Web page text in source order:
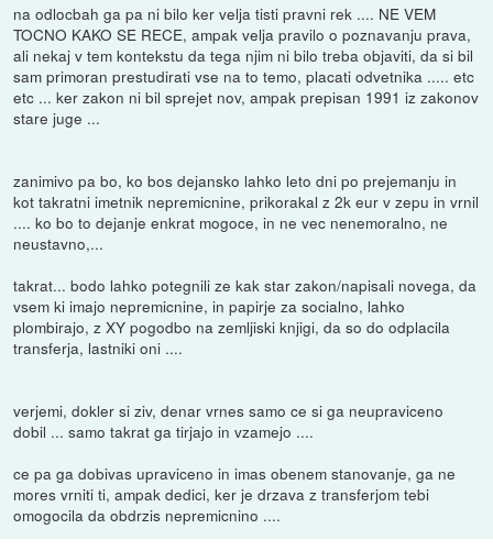
na odlocbah ga pa ni bilo ker velja tisti pravni rek .... NE VEM
TOCNO KAKO SE RECE, ampak velja pravilo o poznavanju prava,
ali nekaj v tem kontekstu da tega njim ni bilo treba objaviti, da si bil
sam primoran prestudirati vse na to temo, placati odvetnika ..... etc
etc ... ker zakon ni bil sprejet nov, ampak prepisan 1991 iz zakonov
stare juge ...
zanimivo pa bo, ko bos dejansko lahko leto dni po prejemanju in
kot takratni imetnik nepremicnine, prikorakal z 2k eur v zepu in vrnil
.... ko bo to dejanje enkrat mogoce, in ne vec nenemoralno, ne
neustavno,...
takrat... bodo lahko potegnili ze kak star zakon/napisali novega, da
vsem ki imajo nepremicnine, in papirje za socialno, lahko
plombirajo, z XY pogodbo na zemljiski knjigi, da so do odplacila
transferja, lastniki oni ....
verjemi, dokler si ziv, denar vrnes samo ce si ga neupraviceno
dobil ... samo takrat ga tirjajo in vzamejo ....
ce pa ga dobivas upraviceno in imas obenem stanovanje, ga ne
mores vrniti ti, ampak dedici, ker je drzava z transferjom tebi
omogocila da obdrzis nepremicnino ....